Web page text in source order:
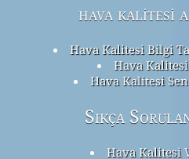
hava kalitesi
Hava Kalitesi Bilgi
Hava
Hava Kalitesi
Sıkça
Hava Kalitesi